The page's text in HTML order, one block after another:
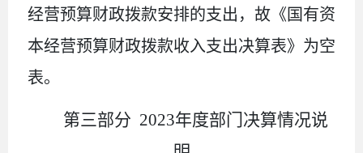
经营预算财政拨款安排的支出，故《国有资
本经营预算财政拨款收入支出决算表》为空
表。
第三部分 2023年度部门决算情况说